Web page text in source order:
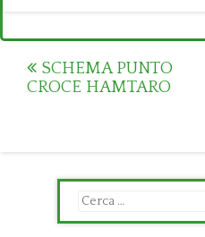
Post
navigation
SCHEMA PUNTO
CROCE HAMTARO
Ricerca
per: